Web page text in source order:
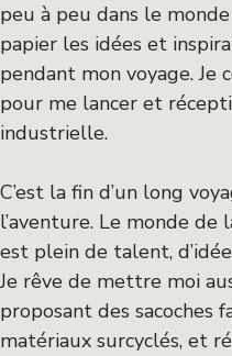
peu à peu dans le
papier les idées et
pendant mon voyage. Je
pour me lancer et
industrielle.
C’est la fin d’un long
l’aventure. Le monde de
est plein de talent,
Je rêve de mettre moi
proposant des sacoches
matériaux surcyclés, et